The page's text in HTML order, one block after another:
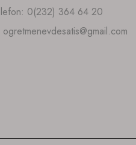
0(232) 364 64 20
ogretmenevdesatis@gmail.com